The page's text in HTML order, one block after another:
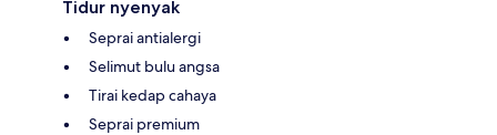
Tidur nyenyak
Seprai antialergi
Selimut bulu angsa
Tirai kedap cahaya
Seprai premium